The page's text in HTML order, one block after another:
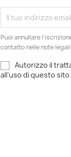
Puoi annullare
contatto nelle note legali.
Autorizzo il
all'uso di questo sito